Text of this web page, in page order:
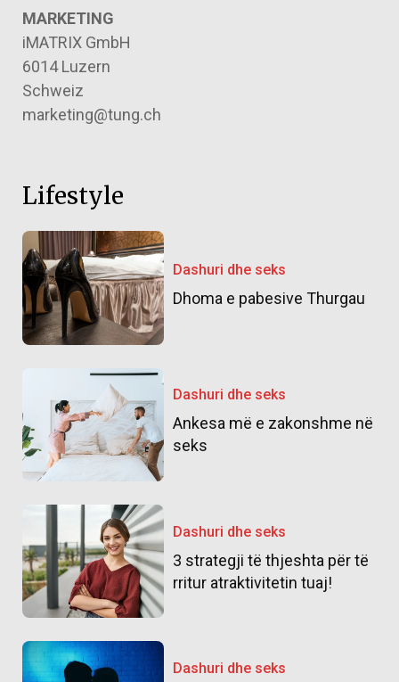
MARKETING
iMATRIX GmbH
6014 Luzern
Schweiz
marketing@tung.ch
Lifestyle
Dashuri dhe seks
Dhoma e pabesive Thurgau
Dashuri dhe seks
Ankesa më e zakonshme në
seks
Dashuri dhe seks
3 strategji të thjeshta për të
rritur atraktivitetin tuaj!
Dashuri dhe seks